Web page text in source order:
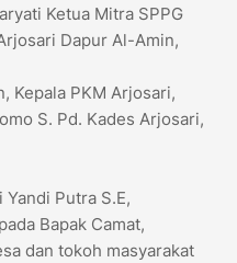
Ketua Mitra SPPG
Dapur Al-Amin,
Kepala PKM Arjosari,
S. Pd. Kades Arjosari,
Putra S.E,
Bapak Camat,
dan tokoh masyarakat